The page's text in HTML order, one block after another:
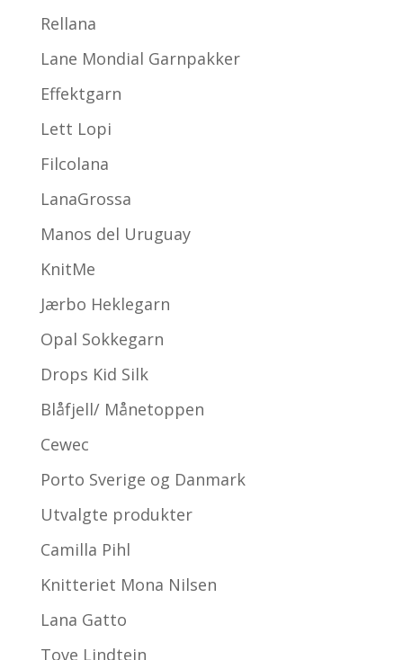
Rellana
Lane Mondial Garnpakker
Effektgarn
Lett Lopi
Filcolana
LanaGrossa
Manos del Uruguay
KnitMe
Jærbo Heklegarn
Opal Sokkegarn
Drops Kid Silk
Blåfjell/ Månetoppen
Cewec
Porto Sverige og Danmark
Utvalgte produkter
Camilla Pihl
Knitteriet Mona Nilsen
Lana Gatto
Tove Lindtein